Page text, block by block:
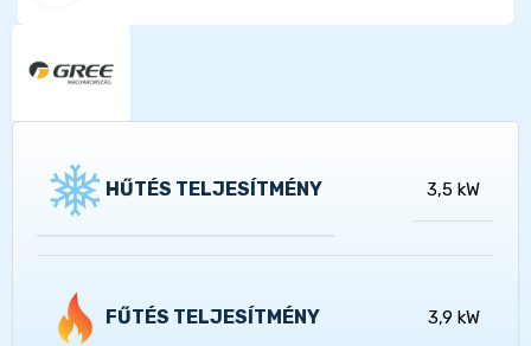
HŰTÉS TELJESÍTMÉNY 3,5 kW
FŰTÉS TELJESÍTMÉNY 3,9 kW